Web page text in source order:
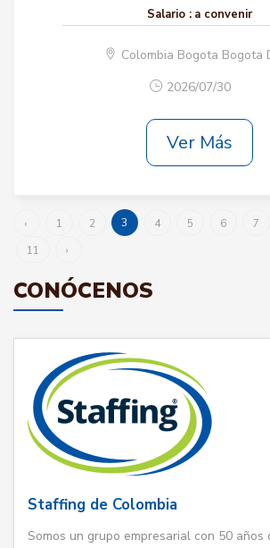
Salario : a convenir
Colombia Bogota Bogota
2026/07/30
Ver Más
‹ 1 2 3 4 5 6 7
11
›
CONÓCENOS
Staffing de Colombia
Somos un grupo empresarial con 50 años